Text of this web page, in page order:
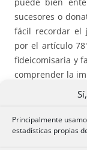
Principalmente
estadísticas propias
puede bien
sucesores o
fácil recordar el
por el artículo
fideicomisaria y
comprender la
Pero tal vez
la advertencia
mismo artículo: